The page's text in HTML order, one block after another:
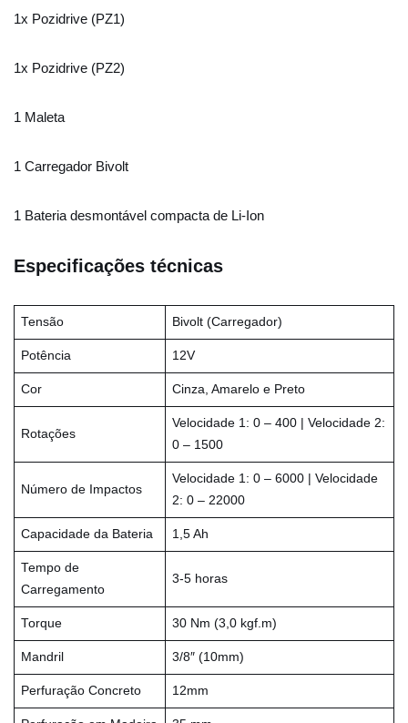
1x Pozidrive (PZ1)
1x Pozidrive (PZ2)
1 Maleta
1 Carregador Bivolt
1 Bateria desmontável compacta de Li-Ion
Especificações técnicas
Tensão Bivolt (Carregador)
Potência 12V
Cor Cinza, Amarelo e Preto
Rotações
Velocidade 1: 0 – 400 | Velocidade 2:
0 – 1500
Número de Impactos
Velocidade 1: 0 – 6000 | Velocidade
2: 0 – 22000
Capacidade da Bateria 1,5 Ah
Tempo de
Carregamento
3-5 horas
Torque 30 Nm (3,0 kgf.m)
Mandril 3/8″ (10mm)
Perfuração Concreto 12mm